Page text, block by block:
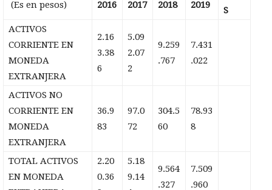
S
(Es en pesos) 2016 2017 2018 2019
ACTIVOS
CORRIENTE EN
MONEDA
EXTRANJERA
2.16
3.38
6
5.09
2.07
2
9.259
.767
7.431
.022
ACTIVOS NO
CORRIENTE EN
MONEDA
EXTRANJERA
36.9
83
97.0
72
304.5
60
78.93
8
TOTAL ACTIVOS
EN MONEDA
2.20
0.36
5.18
9.14
9.564
.327
7.509
.960